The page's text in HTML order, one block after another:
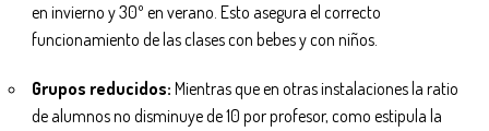
en invierno y 30º en verano. Esto asegura el correcto
funcionamiento de las clases con bebes y con niños.
Grupos reducidos: Mientras que en otras instalaciones la ratio
de alumnos no disminuye de 10 por profesor, como estipula la